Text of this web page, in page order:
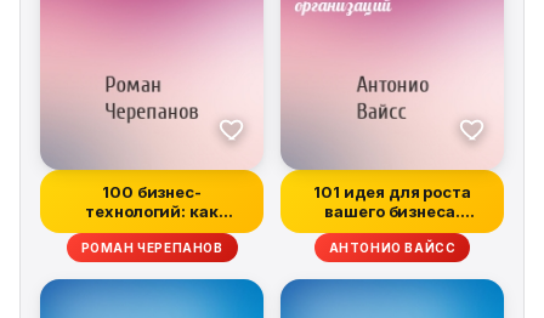
100 бизнес-
технологий: как
поднять компанию на
нов...
РОМАН ЧЕРЕПАНОВ
101 идея для роста
вашего бизнеса.
Результаты нове...
АНТОНИО ВАЙСС